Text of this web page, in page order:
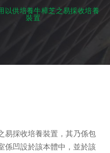
以供培養牛樟芝之易採收培養
裝置
易採收培養裝置，其乃係包
係凹設於該本體中，並於該